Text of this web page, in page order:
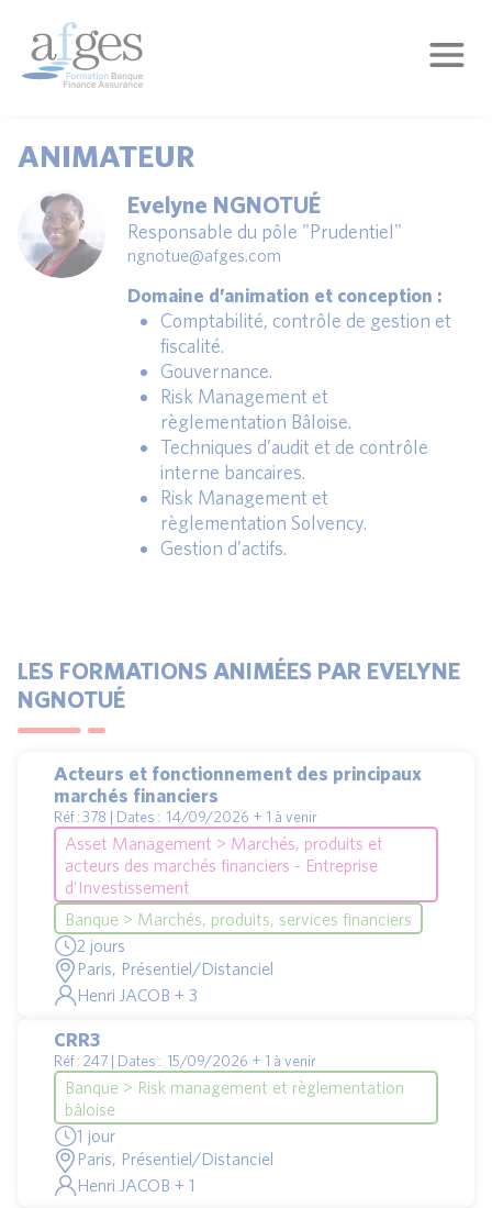
ANIMATEUR
Evelyne NGNOTUÉ
Responsable du pôle "Prudentiel"
ngnotue@afges.com
Domaine d’animation et conception :
Comptabilité, contrôle de gestion et
fiscalité.
Gouvernance.
Risk Management et
règlementation Bâloise.
Techniques d’audit et de contrôle
interne bancaires.
Risk Management et
règlementation Solvency.
Gestion d’actifs.
LES FORMATIONS ANIMÉES PAR EVELYNE
NGNOTUÉ
Acteurs et fonctionnement des principaux
marchés financiers
Réf : 378 | Dates : 14/09/2026 + 1 à venir
Asset Management > Marchés, produits et
acteurs des marchés financiers - Entreprise
d'Investissement
Banque > Marchés, produits, services financiers
2 jours
Paris, Présentiel/Distanciel
Henri JACOB + 3
CRR3
Réf : 247 | Dates : 15/09/2026 + 1 à venir
Banque > Risk management et règlementation
bâloise
1 jour
Paris, Présentiel/Distanciel
Henri JACOB + 1